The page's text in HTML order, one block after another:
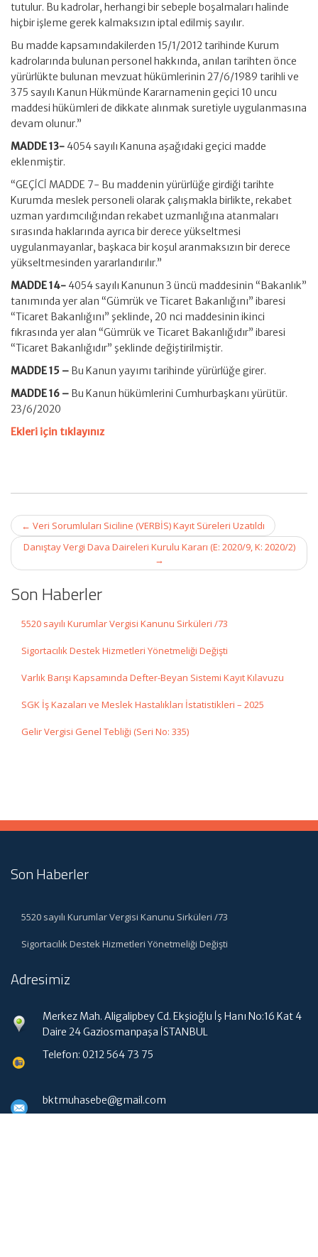
tutulur. Bu kadrolar, herhangi bir sebeple boşalmaları halinde
hiçbir işleme gerek kalmaksızın iptal edilmiş sayılır.
Bu madde kapsamındakilerden 15/1/2012 tarihinde Kurum
kadrolarında bulunan personel hakkında, anılan tarihten önce
yürürlükte bulunan mevzuat hükümlerinin 27/6/1989 tarihli ve
375 sayılı Kanun Hükmünde Kararnamenin geçici 10 uncu
maddesi hükümleri de dikkate alınmak suretiyle uygulanmasına
devam olunur.”
MADDE 13- 4054 sayılı Kanuna aşağıdaki geçici madde
eklenmiştir.
“GEÇİCİ MADDE 7- Bu maddenin yürürlüğe girdiği tarihte
Kurumda meslek personeli olarak çalışmakla birlikte, rekabet
uzman yardımcılığından rekabet uzmanlığına atanmaları
sırasında haklarında ayrıca bir derece yükseltmesi
uygulanmayanlar, başkaca bir koşul aranmaksızın bir derece
yükseltmesinden yararlandırılır.”
MADDE 14- 4054 sayılı Kanunun 3 üncü maddesinin “Bakanlık”
tanımında yer alan “Gümrük ve Ticaret Bakanlığını” ibaresi
“Ticaret Bakanlığını” şeklinde, 20 nci maddesinin ikinci
fıkrasında yer alan “Gümrük ve Ticaret Bakanlığıdır” ibaresi
“Ticaret Bakanlığıdır” şeklinde değiştirilmiştir.
MADDE 15 – Bu Kanun yayımı tarihinde yürürlüğe girer.
MADDE 16 – Bu Kanun hükümlerini Cumhurbaşkanı yürütür.
23/6/2020
Ekleri için tıklayınız
Post
navigation
← Veri Sorumluları Siciline (VERBİS) Kayıt Süreleri Uzatıldı
Danıştay Vergi Dava Daireleri Kurulu Kararı (E: 2020/9, K: 2020/2)
→
Son Haberler
5520 sayılı Kurumlar Vergisi Kanunu Sirküleri /73
Sigortacılık Destek Hizmetleri Yönetmeliği Değişti
Varlık Barışı Kapsamında Defter-Beyan Sistemi Kayıt Kılavuzu
SGK İş Kazaları ve Meslek Hastalıkları İstatistikleri – 2025
Gelir Vergisi Genel Tebliği (Seri No: 335)
Son Haberler
5520 sayılı Kurumlar Vergisi Kanunu Sirküleri /73
Sigortacılık Destek Hizmetleri Yönetmeliği Değişti
Adresimiz
Merkez Mah. Aligalipbey Cd. Ekşioğlu İş Hanı No:16 Kat 4
Daire 24 Gaziosmanpaşa İSTANBUL
Telefon: 0212 564 73 75
bktmuhasebe@gmail.com